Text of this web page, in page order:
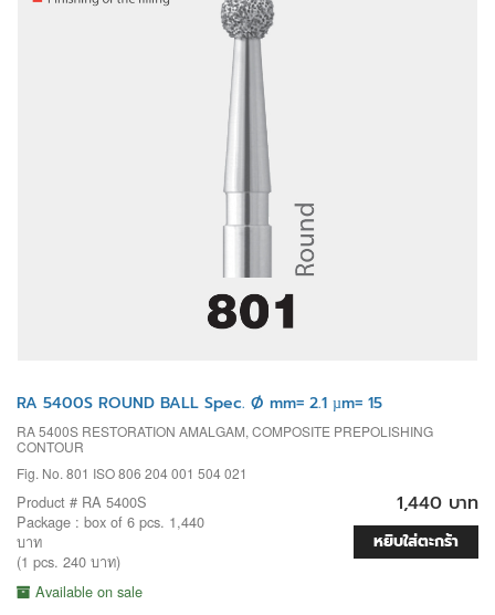
RA 5400S ROUND BALL Spec. Ø mm= 2.1 µm= 15
RA 5400S RESTORATION AMALGAM, COMPOSITE PREPOLISHING
CONTOUR
Fig. No. 801 ISO 806 204 001 504 021
Product # RA 5400S
Package : box of 6 pcs. 1,440
บาท
(1 pcs. 240 บาท)
Available on sale
1,440 บาท
หยิบใส่ตะกร้า